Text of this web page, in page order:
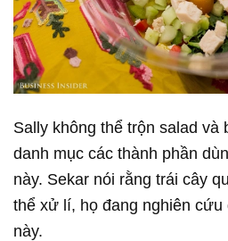
Sally không thể trộn salad và
danh mục các thành phần
này. Sekar nói rằng trái cây
thể xử lí, họ đang nghiên cứu
này.